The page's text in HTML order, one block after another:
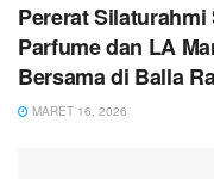
Pererat Silaturahmi
Parfume dan LA
Bersama di Balla
MARET 16, 2026